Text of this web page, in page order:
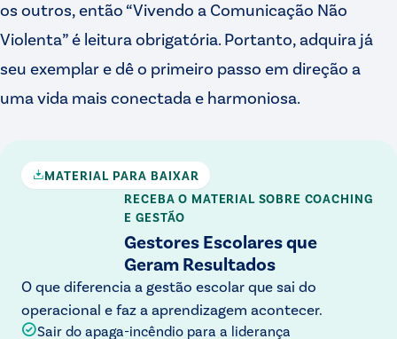
os outros, então “Vivendo a Comunicação Não
Violenta” é leitura obrigatória. Portanto, adquira já
seu exemplar e dê o primeiro passo em direção a
uma vida mais conectada e harmoniosa.
MATERIAL PARA BAIXAR
RECEBA O MATERIAL SOBRE COACHING
E GESTÃO
Gestores Escolares que
Geram Resultados
O que diferencia a gestão escolar que sai do
operacional e faz a aprendizagem acontecer.
Sair do apaga-incêndio para a liderança